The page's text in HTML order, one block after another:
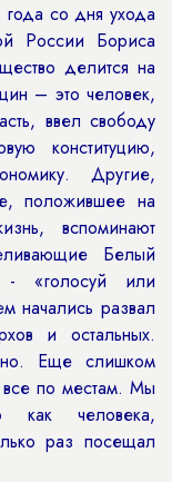
со дня ухода
России Бориса
делится на
– это человек,
ввел свободу
конституцию,
Другие,
положившее на
вспоминают
Белый
«голосуй или
начались развал
и остальных.
Еще слишком
все по местам. Мы
как человека,
раз посещал